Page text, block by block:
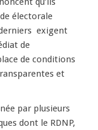
électorale
exigent
de
de conditions
et
par plusieurs
dont le RDNP,